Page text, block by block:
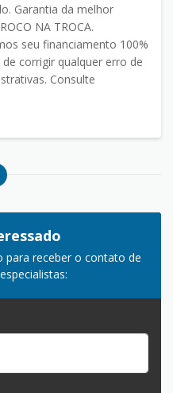
Garantia da melhor
NA TROCA.
seu financiamento 100%
corrigir qualquer erro de
Consulte
para receber o contato de